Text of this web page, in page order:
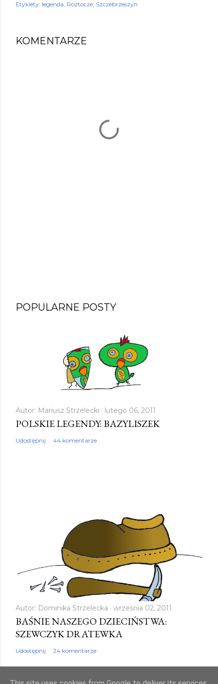
Etykiety: legenda Roztocze Szczebrzeszyn
KOMENTARZE
POPULARNE POSTY
Autor: Mariusz Strzelecki lutego 06, 2011
POLSKIE LEGENDY: BAZYLISZEK
Udostępnij 44 komentarze
Autor: Dominika Strzelecka września 02, 2011
BAŚNIE NASZEGO DZIECIŃSTWA:
SZEWCZYK DRATEWKA
Udostępnij 24 komentarze